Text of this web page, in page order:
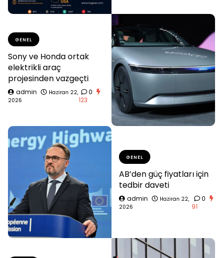
GENEL
Sony ve Honda ortak
elektrikli araç
projesinden vazgeçti
admin
Haziran 22,
2026
0
123
GENEL
AB’den güç fiyatları için
tedbir daveti
admin
Haziran 22,
2026
0
91